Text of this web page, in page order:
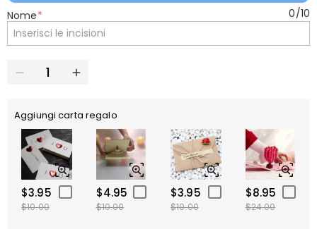
Nome* 0/10
Aggiungi carta regalo
$3.95
$10.00
$4.95
$10.00
$3.95
$10.00
$8.95
$24.00